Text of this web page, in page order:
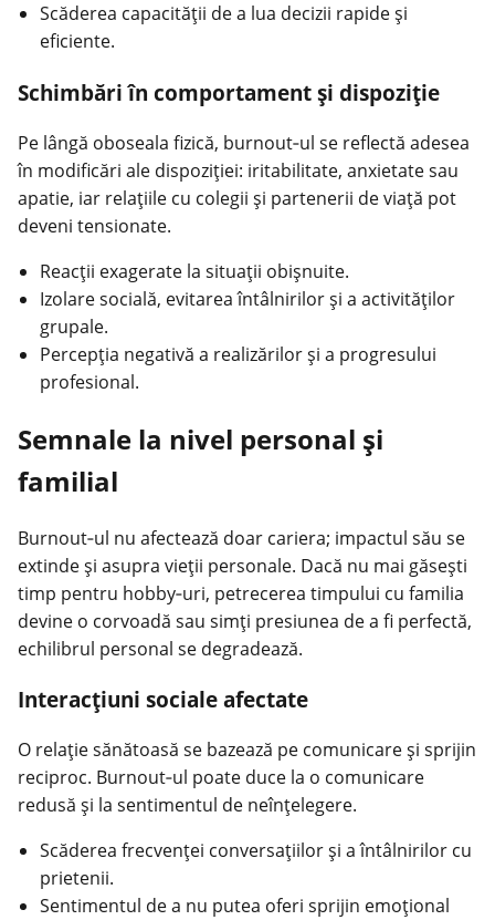
Scăderea capacității de a lua decizii rapide și
eficiente.
Schimbări în comportament și dispoziție
Pe lângă oboseala fizică, burnout‑ul se reflectă adesea
în modificări ale dispoziției: iritabilitate, anxietate sau
apatie, iar relațiile cu colegii și partenerii de viață pot
deveni tensionate.
Reacții exagerate la situații obișnuite.
Izolare socială, evitarea întâlnirilor și a activităților
grupale.
Percepția negativă a realizărilor și a progresului
profesional.
Semnale la nivel personal și
familial
Burnout‑ul nu afectează doar cariera; impactul său se
extinde și asupra vieții personale. Dacă nu mai găsești
timp pentru hobby‑uri, petrecerea timpului cu familia
devine o corvoadă sau simți presiunea de a fi perfectă,
echilibrul personal se degradează.
Interacțiuni sociale afectate
O relație sănătoasă se bazează pe comunicare și sprijin
reciproc. Burnout‑ul poate duce la o comunicare
redusă și la sentimentul de neînțelegere.
Scăderea frecvenței conversațiilor și a întâlnirilor cu
prietenii.
Sentimentul de a nu putea oferi sprijin emoțional